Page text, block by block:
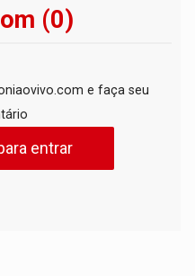
(0)
e faça seu
entrar